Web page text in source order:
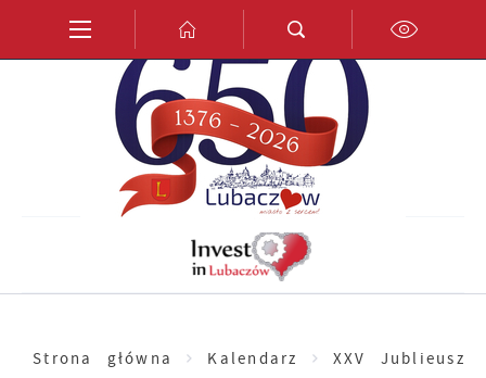
Przejdź do menu.
Przejdź do wyszukiwarki.
Przejdź do treści.
Przejdź do ustawień wielkości czcionki.
Włącz wersję kontrastową strony.
Strona główna Kalendarz XXV